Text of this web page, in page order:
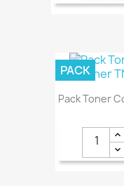
Pack Toner
PACK